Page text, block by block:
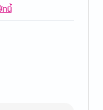
นี้